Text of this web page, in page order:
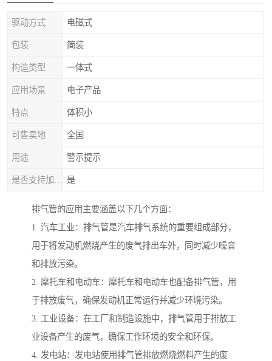
驱动方式 电磁式
包装 简装
构造类型 一体式
应用场景 电子产品
特点 体积小
可售卖地 全国
用途 警示提示
是
排气管的应用主要涵盖以下几个方面：
1. 汽车工业：排气管是汽车排气系统的重要组成部分，
用于将发动机燃烧产生的废气排出车外，同时减少噪音
和排放污染。
2. 摩托车和电动车：摩托车和电动车也配备排气管，用
于排放废气，确保发动机正常运行并减少环境污染。
3. 工业设备：在工厂和制造设施中，排气管用于排放工
业设备产生的废气，确保工作环境的安全和环保。
4. 发电站：发电站使用排气管排放燃烧燃料产生的废